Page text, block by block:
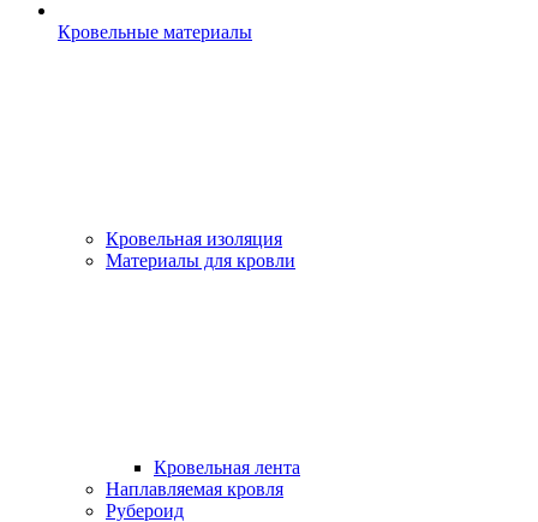
Кровельные материалы
Кровельная изоляция
Материалы для кровли
Кровельная лента
Наплавляемая кровля
Рубероид